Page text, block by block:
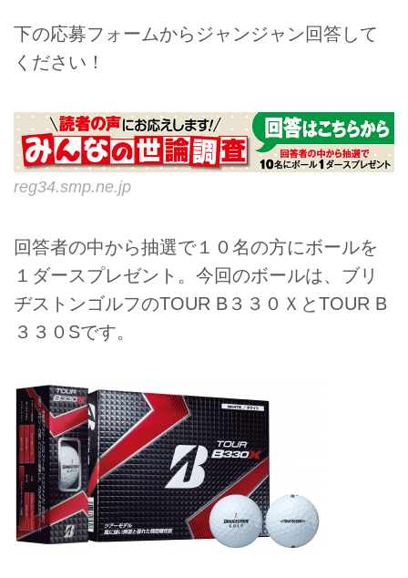
下の応募フォームからジャンジャン回答して
ください！
reg34.smp.ne.jp
回答者の中から抽選で１０名の方にボールを
１ダースプレゼント。今回のボールは、ブリ
ヂストンゴルフのTOUR B３３０ＸとTOUR B
３３０Sです。